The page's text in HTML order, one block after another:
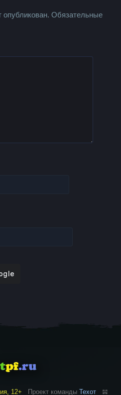
Обязательные
12+ Проект команды Техот 𝌴